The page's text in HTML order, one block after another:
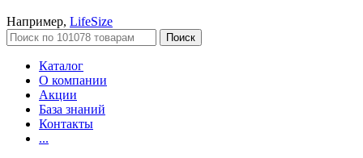
Например, LifeSize
Поиск
Каталог
О компании
Акции
База знаний
Контакты
...